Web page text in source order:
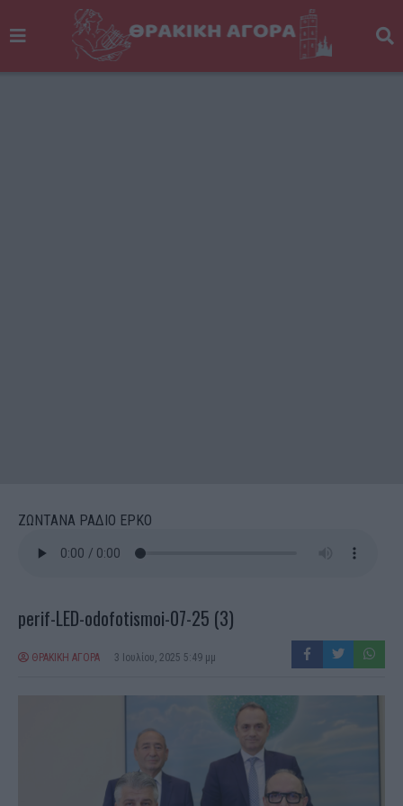
ΖΩΝΤΑΝΑ ΡΑΔΙΟ ΕΡΚΟ
perif-LED-odofotismoi-07-25 (3)
ΘΡΑΚΙΚΗ ΑΓΟΡΑ 3 Ιουλίου, 2025 5:49 μμ